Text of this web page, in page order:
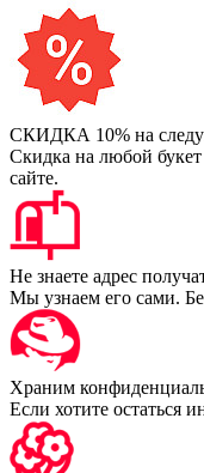
СКИДКА 10% на
Скидка на любой
сайте.
Не знаете адрес
Мы узнаем его сами.
Храним
Если хотите остаться